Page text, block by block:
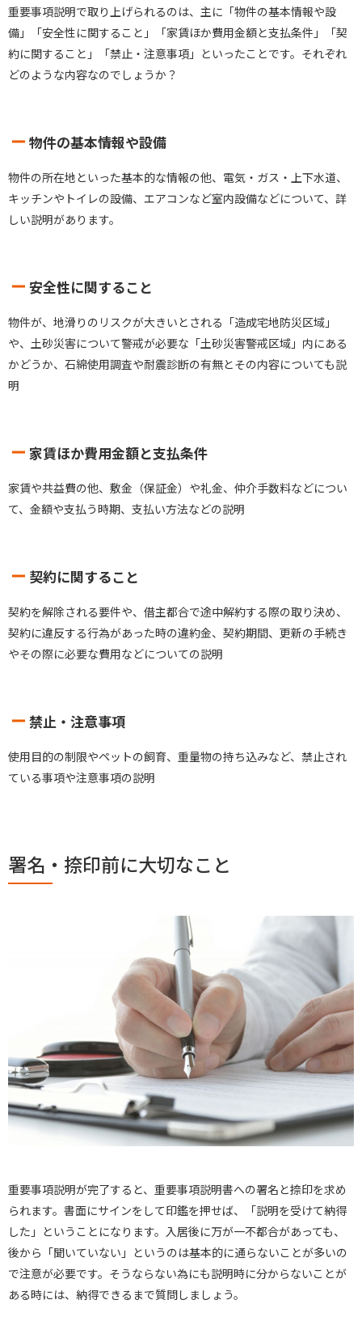
重要事項説明で取り上げられるのは、主に「物件の基本情報や設
備」「安全性に関すること」「家賃ほか費用金額と支払条件」「契
約に関すること」「禁止・注意事項」といったことです。それぞれ
どのような内容なのでしょうか？
物件の基本情報や設備
物件の所在地といった基本的な情報の他、電気・ガス・上下水道、
キッチンやトイレの設備、エアコンなど室内設備などについて、詳
しい説明があります。
安全性に関すること
物件が、地滑りのリスクが大きいとされる「造成宅地防災区域」
や、土砂災害について警戒が必要な「土砂災害警戒区域」内にある
かどうか、石綿使用調査や耐震診断の有無とその内容についても説
明
家賃ほか費用金額と支払条件
家賃や共益費の他、敷金（保証金）や礼金、仲介手数料などについ
て、金額や支払う時期、支払い方法などの説明
契約に関すること
契約を解除される要件や、借主都合で途中解約する際の取り決め、
契約に違反する行為があった時の違約金、契約期間、更新の手続き
やその際に必要な費用などについての説明
禁止・注意事項
使用目的の制限やペットの飼育、重量物の持ち込みなど、禁止され
ている事項や注意事項の説明
署名・捺印前に大切なこと
重要事項説明が完了すると、重要事項説明書への署名と捺印を求め
られます。書面にサインをして印鑑を押せば、「説明を受けて納得
した」ということになります。入居後に万が一不都合があっても、
後から「聞いていない」というのは基本的に通らないことが多いの
で注意が必要です。そうならない為にも説明時に分からないことが
ある時には、納得できるまで質問しましょう。